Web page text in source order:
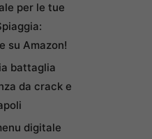
per le tue
su Amazon!
battaglia
da crack e
digitale